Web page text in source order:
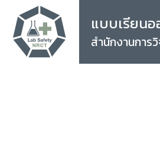
แบบเรียน
สำนักงานการ